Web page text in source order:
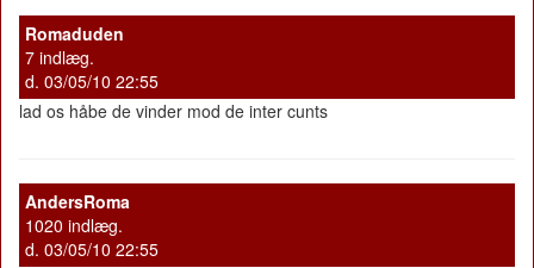
Romaduden
7 indlæg.
d. 03/05/10 22:55
lad os håbe de vinder mod de inter cunts
AndersRoma
1020 indlæg.
d. 03/05/10 22:55